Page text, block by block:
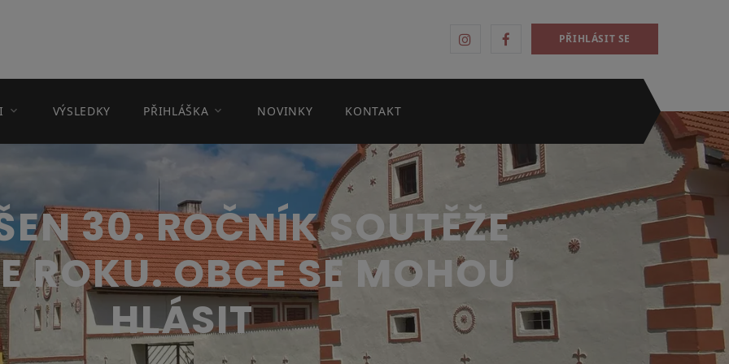
PŘIHLÁSIT SE
VÝSLEDKY PŘIHLÁŠKA NOVINKY KONTAKT
30. ROČNÍK SOUTĚŽE
ROKU. OBCE SE MOHOU
HLÁSIT